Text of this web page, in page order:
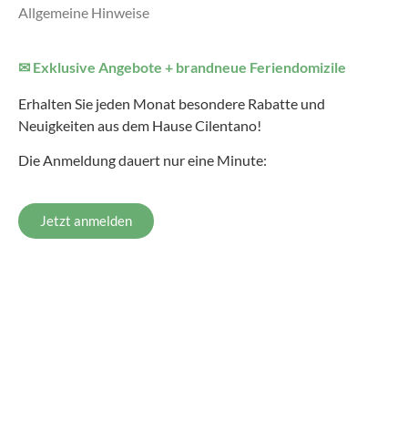
Allgemeine Hinweise
✉ Exklusive Angebote + brandneue Feriendomizile
Erhalten Sie jeden Monat besondere Rabatte und
Neuigkeiten aus dem Hause Cilentano!
Die Anmeldung dauert nur eine Minute:
Jetzt anmelden